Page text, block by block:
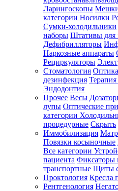
Ларингоскопы
категории Носилки
Сумки-холодильники
наборы Штативы для
Дефибрилляторы
Наркозные аппараты
Рециркуляторы
Стоматология Оптика
дезинфекция
Эндодонтия
Прочее Весы
лупы Оптические
категории
процедурные Скрыть
Иммобилизация
Повязки косыночные
Все категории
пациента Фиксаторы
транспортные Щиты
Проктология Кресла
Рентгенология